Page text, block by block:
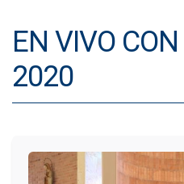
EN VIVO
2020
Centros
IDIOMAS
Pastoral